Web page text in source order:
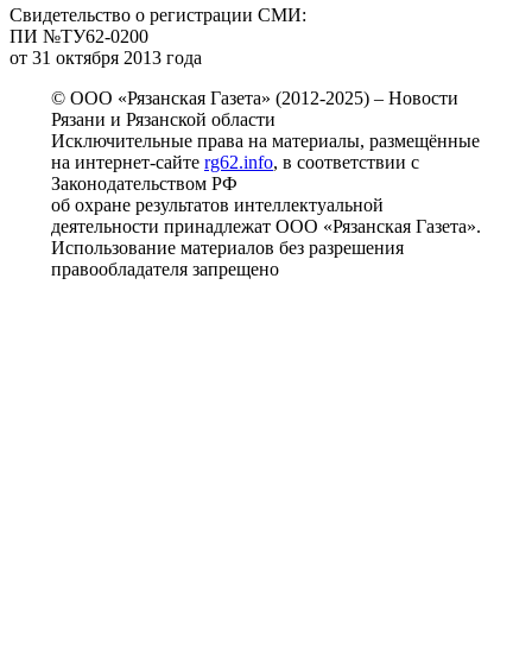
Свидетельство о регистрации СМИ:
ПИ №ТУ62-0200
от 31 октября 2013 года
© ООО «Рязанская Газета» (2012-2025) – Новости
Рязани и Рязанской области
Исключительные права на материалы, размещённые
на интернет-сайте rg62.info, в соответствии с
Законодательством РФ
об охране результатов интеллектуальной
деятельности принадлежат ООО «Рязанская Газета».
Использование материалов без разрешения
правообладателя запрещено